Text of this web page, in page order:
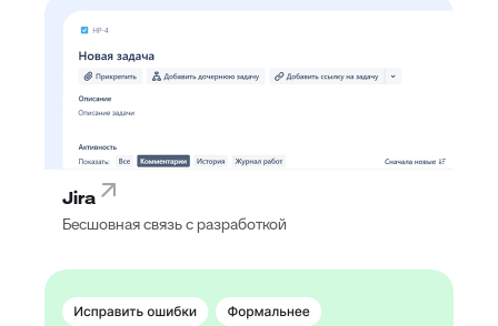
Jira
Бесшовная связь с разработкой